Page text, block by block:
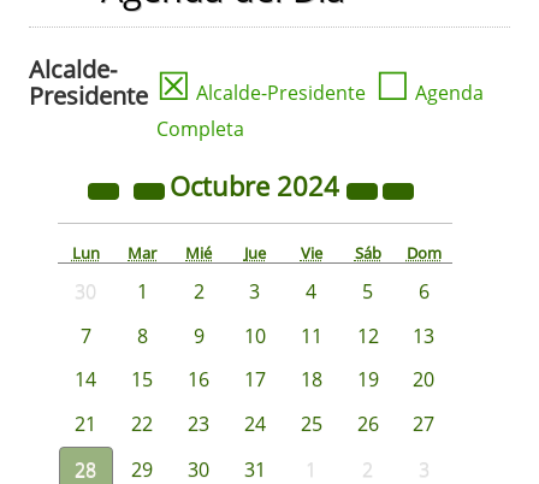
Alcalde-
Presidente ☒ Alcalde-Presidente ☐ Agenda
Completa
Octubre 2024
Lun Mar Mié Jue Vie Sáb Dom
30 1 2 3 4 5
6
7
8 9 10 11 12
13
14
15 16 17 18 19
20
21
22 23 24 25 26
27
28
29 30 31 1 2 3